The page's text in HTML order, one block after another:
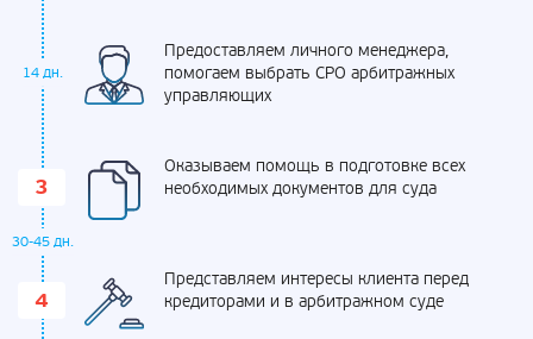
14 дн.
Предоставляем личного менеджера,
помогаем выбрать СРО арбитражных
управляющих
30-45 дн.
Оказываем помощь в подготовке всех
необходимых документов для суда
Представляем интересы клиента перед
кредиторами и в арбитражном суде